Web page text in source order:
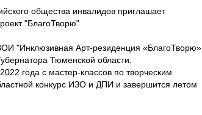
общества инвалидов приглашает
"БлагоТворю"
"Инклюзивная Арт-резиденция «БлагоТворю»
Тюменской области.
года с мастер-классов по творческим
конкурс ИЗО и ДПИ и завершится летом